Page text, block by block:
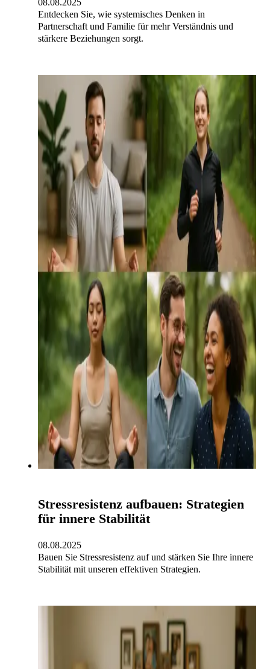
Entdecken Sie, wie systemisches Denken in
Partnerschaft und Familie für mehr Verständnis und
stärkere Beziehungen sorgt.
Stressresistenz aufbauen: Strategien
für innere Stabilität
08.08.2025
Bauen Sie Stressresistenz auf und stärken Sie Ihre innere
Stabilität mit unseren effektiven Strategien.